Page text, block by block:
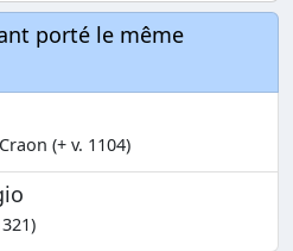
porté le même
(+ v. 1104)